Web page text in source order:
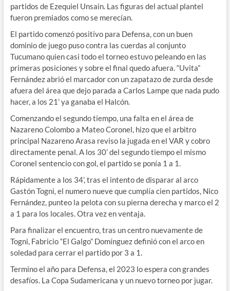
partidos de Ezequiel Unsain. Las figuras del actual plantel
fueron premiados como se merecían.
El partido comenzó positivo para Defensa, con un buen
dominio de juego puso contra las cuerdas al conjunto
Tucumano quien casi todo el torneo estuvo peleando en las
primeras posiciones y sobre el final quedo afuera. “Uvita”
Fernández abrió el marcador con un zapatazo de zurda desde
afuera del área que dejo parada a Carlos Lampe que nada pudo
hacer, a los 21’ ya ganaba el Halcón.
Comenzando el segundo tiempo, una falta en el área de
Nazareno Colombo a Mateo Coronel, hizo que el arbitro
principal Nazareno Arasa reviso la jugada en el VAR y cobro
directamente penal. A los 30’ del segundo tiempo el mismo
Coronel sentencio con gol, el partido se ponía 1 a 1.
Rápidamente a los 34’, tras el intento de disparar al arco
Gastón Togni, el numero nueve que cumplía cien partidos, Nico
Fernández, punteo la pelota con su pierna derecha y marco el 2
a 1 para los locales. Otra vez en ventaja.
Para finalizar el encuentro, tras un centro nuevamente de
Togni, Fabricio “El Galgo” Domínguez definió con el arco en
soledad para cerrar el partido por 3 a 1.
Termino el año para Defensa, el 2023 lo espera con grandes
desafíos. La Copa Sudamericana y un nuevo torneo por jugar.